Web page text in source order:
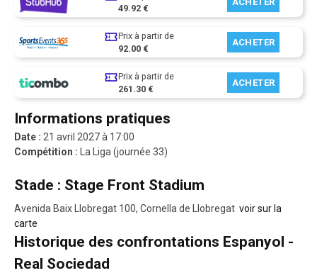
49.92 €
Prix à partir de
92.00 €
ACHETER
Prix à partir de
261.30 €
ACHETER
Informations pratiques
Date : 21 avril 2027 à 17:00
Compétition : La Liga (journée 33)
Stade : Stage Front Stadium
Avenida Baix Llobregat 100, Cornella de Llobregat voir sur la
carte
Historique des confrontations Espanyol -
Real Sociedad